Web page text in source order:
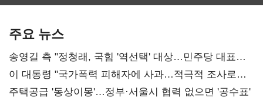
주요 뉴스
송영길 측 "정청래, 국힘 '역선택' 대상…민주당 대표로
총선 지휘 못해"
이 대통령 "국가폭력 피해자에 사과…적극적 조사로
진실 밝혀야"
주택공급 '동상이몽'…정부·서울시 협력 없으면 '공수표'